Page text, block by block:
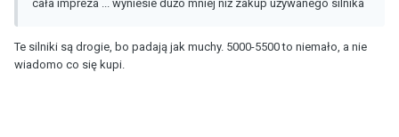
cała impreza ... wyniesie dużo mniej niż zakup używanego silnika
Te silniki są drogie, bo padają jak muchy. 5000-5500 to niemało, a nie
wiadomo co się kupi.